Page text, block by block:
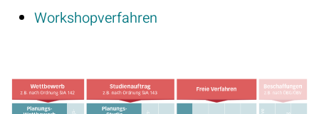
Workshopverfahren